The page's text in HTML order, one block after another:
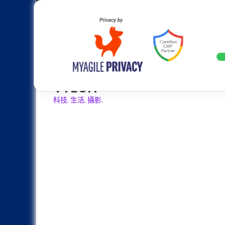
Skip
設計往旗艦機靠攏：Samsung
VTECH
科技. 生活. 攝影.